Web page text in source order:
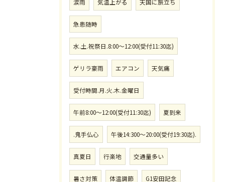
涙雨 気温上がる 天国に旅立ち
急患随時
水.土.祝祭日.8:00〜12:00(受付11:30迄)
ゲリラ豪雨 エアコン 天気痛
受付時間.月.火.木.金曜日
午前8:00〜12:00(受付11:30迄) 夏到来
.鬼手仏心 午後14:300〜20:00(受付19:30迄).
真夏日 行楽地 交通量多い
暑さ対策 体温調節 G1安田記念